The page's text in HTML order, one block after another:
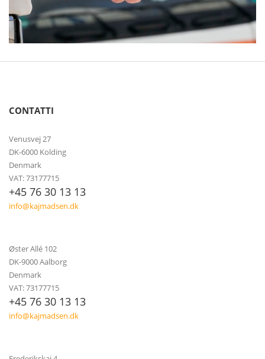
CONTATTI
Venusvej 27
DK-6000 Kolding
Denmark
VAT: 73177715
+45 76 30 13 13
info@kajmadsen.dk
Øster Allé 102
DK-9000 Aalborg
Denmark
VAT: 73177715
+45 76 30 13 13
info@kajmadsen.dk